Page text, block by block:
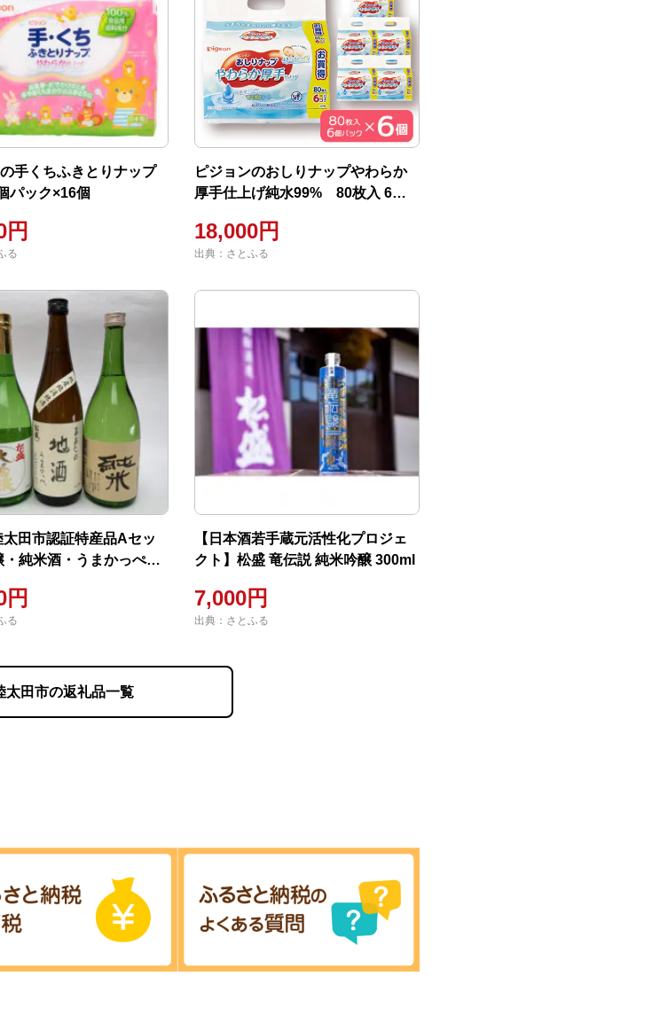
手くちふきとりナップ
パック×16個
円
る
ピジョンのおしりナップやわらか
厚手仕上げ純水99% 80枚入 6個
18,000円
出典：さとふる
太田市認証特産品Aセッ
・純米酒・うまかっぺ
円
る
【日本酒若手蔵元活性化プロジェ
クト】松盛 竜伝説 純米吟醸 300ml
7,000円
出典：さとふる
太田市の返礼品一覧